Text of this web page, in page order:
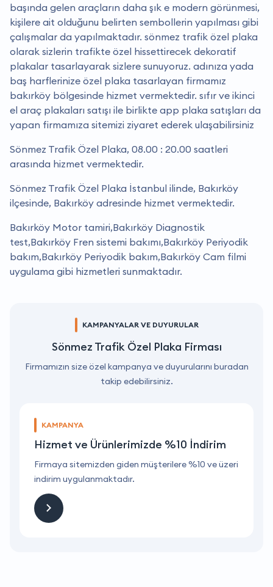
başında gelen araçların daha şık e modern görünmesi,
kişilere ait olduğunu belirten sembollerin yapılması gibi
çalışmalar da yapılmaktadır. sönmez trafik özel plaka
olarak sizlerin trafikte özel hissettirecek dekoratif
plakalar tasarlayarak sizlere sunuyoruz. adınıza yada
baş harflerinize özel plaka tasarlayan firmamız
bakırköy bölgesinde hizmet vermektedir. sıfır ve ikinci
el araç plakaları satışı ile birlikte app plaka satışları da
yapan firmamıza sitemizi ziyaret ederek ulaşabilirsiniz
Sönmez Trafik Özel Plaka, 08.00 : 20.00 saatleri
arasında hizmet vermektedir.
Sönmez Trafik Özel Plaka İstanbul ilinde, Bakırköy
ilçesinde, Bakırköy adresinde hizmet vermektedir.
Bakırköy Motor tamiri,Bakırköy Diagnostik
test,Bakırköy Fren sistemi bakımı,Bakırköy Periyodik
bakım,Bakırköy Periyodik bakım,Bakırköy Cam filmi
uygulama gibi hizmetleri sunmaktadır.
KAMPANYALAR VE DUYURULAR
Sönmez Trafik Özel Plaka Firması
Firmamızın size özel kampanya ve duyurularını buradan
takip edebilirsiniz.
KAMPANYA
Hizmet ve Ürünlerimizde %10 İndirim
Firmaya sitemizden giden müşterilere %10 ve üzeri
indirim uygulanmaktadır.